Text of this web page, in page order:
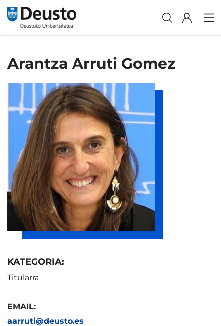
Arantza Arruti Gomez
KATEGORIA:
Titularra
EMAIL:
aarruti@deusto.es